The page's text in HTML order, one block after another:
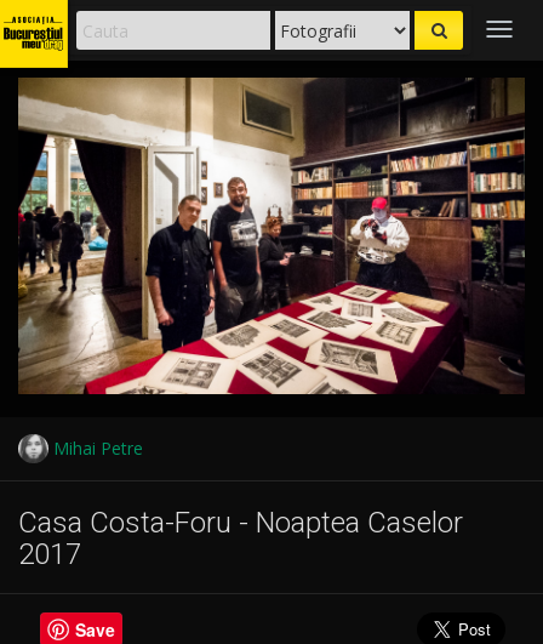
Mihai Petre
Casa Costa-Foru - Noaptea Caselor
2017
Save